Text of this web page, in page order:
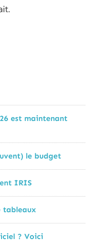
est maintenant
le budget
IRIS
tableaux
? Voici